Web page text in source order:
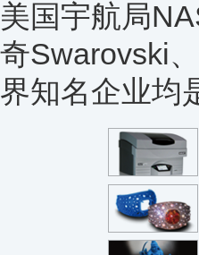
美国宇航局
奇Swarovski
界知名企业均